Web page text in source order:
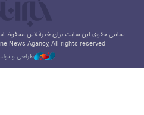
تمامی حقوق این سایت برای خبرآنلاین محفوظ
News Agancy, All rights reserved
طراحی و